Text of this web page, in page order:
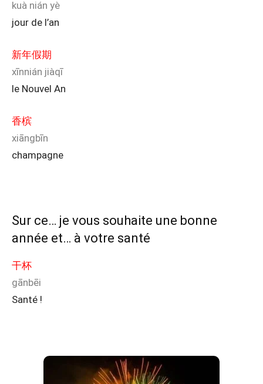
kuà nián yè
jour de l’an
新年假期
xīnnián jiàqī
le Nouvel An
香槟
xiāngbīn
champagne
Sur ce… je vous souhaite une bonne
année et… à votre santé
干杯
gānbēi
Santé !